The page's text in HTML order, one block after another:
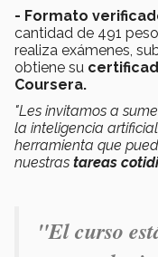
- Formato
cantidad de 491
realiza exámenes,
obtiene su
Coursera.
"Les invitamos a
la inteligencia
herramienta que
nuestras tareas
"El curso